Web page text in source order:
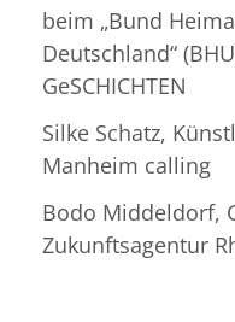
beim „Bund
Deutschland“
GeSCHICHTEN
Silke Schatz,
Manheim calling
Bodo Middeldorf,
Zukunftsagentur